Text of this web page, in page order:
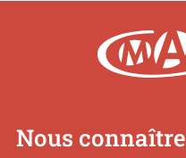
Nous connaître